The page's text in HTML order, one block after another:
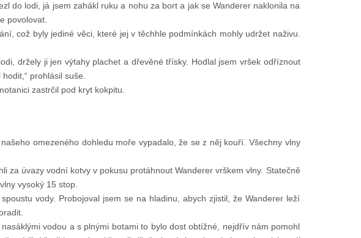
do lodi, já jsem zahákl ruku a nohu za bort a jak se Wanderer naklonila na
povolovat.
což byly jediné věci, které jej v těchhle podmínkách mohly udržet naživu.
držely ji jen výtahy plachet a dřevěné třísky. Hodlal jsem vršek odříznout
prohlásil suše.
zastrčil pod kryt kokpitu.
omezeného dohledu moře vypadalo, že se z něj kouří. Všechny vlny
za úvazy vodní kotvy v pokusu protáhnout Wanderer vrškem vlny. Statečně
vysoký 15 stop.
vody. Probojoval jsem se na hladinu, abych zjistil, že Wanderer leží
vodou a s plnými botami to bylo dost obtížné, nejdřív nám pomohl